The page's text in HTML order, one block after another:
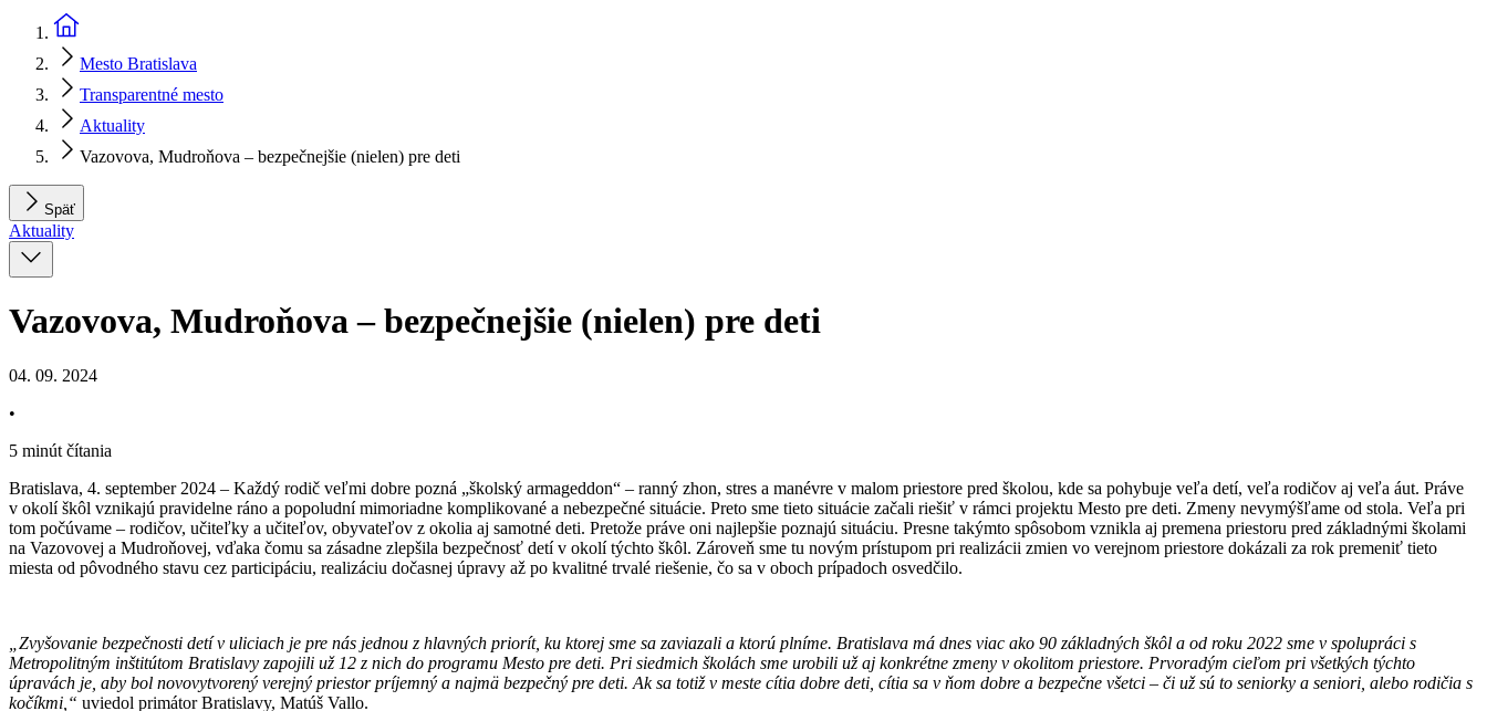
Mesto Bratislava
Transparentné mesto
Aktuality
Vazovova, Mudroňova – bezpečnejšie (nielen) pre deti
Späť
Aktuality
Vazovova, Mudroňova – bezpečnejšie (nielen) pre deti
04. 09. 2024
•
5 minút čítania
Bratislava, 4. september 2024 – Každý rodič veľmi dobre pozná „školský armageddon“ – ranný zhon, stres a manévre v malom priestore pred školou, kde sa pohybuje veľa detí, veľa rodičov aj veľa áut. Práve
v okolí škôl vznikajú pravidelne ráno a popoludní mimoriadne komplikované a nebezpečné situácie. Preto sme tieto situácie začali riešiť v rámci projektu Mesto pre deti. Zmeny nevymýšľame od stola. Veľa pri
tom počúvame – rodičov, učiteľky a učiteľov, obyvateľov z okolia aj samotné deti. Pretože práve oni najlepšie poznajú situáciu. Presne takýmto spôsobom vznikla aj premena priestoru pred základnými školami
na Vazovovej a Mudroňovej, vďaka čomu sa zásadne zlepšila bezpečnosť detí v okolí týchto škôl. Zároveň sme tu novým prístupom pri realizácii zmien vo verejnom priestore dokázali za rok premeniť tieto
miesta od pôvodného stavu cez participáciu, realizáciu dočasnej úpravy až po kvalitné trvalé riešenie, čo sa v oboch prípadoch osvedčilo.
„Zvyšovanie bezpečnosti detí v uliciach je pre nás jednou z hlavných priorít, ku ktorej sme sa zaviazali a ktorú plníme. Bratislava má dnes viac ako 90 základných škôl a od roku 2022 sme v spolupráci s
Metropolitným inštitútom Bratislavy zapojili už 12 z nich do programu Mesto pre deti. Pri siedmich školách sme urobili už aj konkrétne zmeny v okolitom priestore. Prvoradým cieľom pri všetkých týchto
úpravách je, aby bol novovytvorený verejný priestor príjemný a najmä bezpečný pre deti. Ak sa totiž v meste cítia dobre deti, cítia sa v ňom dobre a bezpečne všetci – či už sú to seniorky a seniori, alebo rodičia s
kočíkmi,“ uviedol primátor Bratislavy, Matúš Vallo.